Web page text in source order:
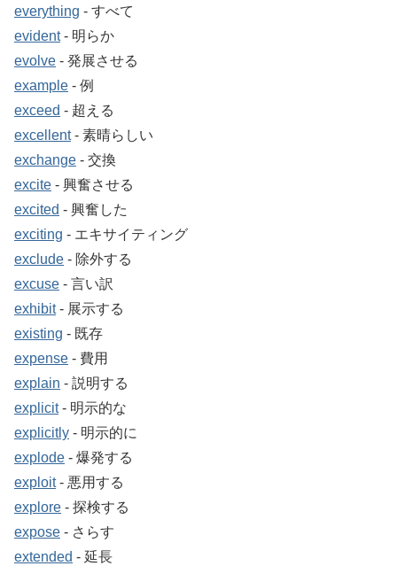
everything ‐ すべて
evident‐ 明らか
evolve ‐ 発展させる
example ‐ 例
exceed ‐ 超える
excellent‐ 素晴らしい
exchange ‐ 交換
excite ‐ 興奮させる
excited ‐ 興奮した
exciting ‐ エキサイティング
exclude ‐ 除外する
excuse ‐ 言い訳
exhibit‐ 展示する
existing ‐ 既存
expense ‐ 費用
explain ‐ 説明する
explicit‐ 明示的な
explicitly ‐ 明示的に
explode ‐ 爆発する
exploit‐ 悪用する
explore ‐ 探検する
expose ‐ さらす
extended ‐ 延長